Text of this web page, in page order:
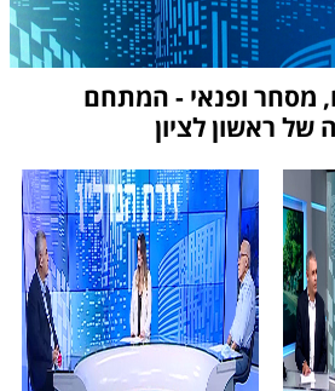
מסחר ופנאי - המתחם
ראשון לציון